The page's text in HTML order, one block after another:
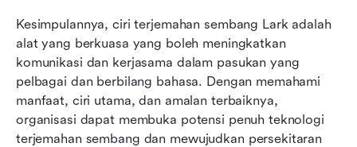
Kesimpulannya, ciri terjemahan sembang Lark adalah
alat yang berkuasa yang boleh meningkatkan
komunikasi dan kerjasama dalam pasukan yang
pelbagai dan berbilang bahasa. Dengan memahami
manfaat, ciri utama, dan amalan terbaiknya,
organisasi dapat membuka potensi penuh teknologi
terjemahan sembang dan mewujudkan persekitaran